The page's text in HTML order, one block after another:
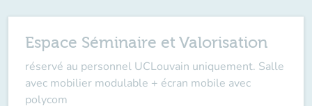
Espace Séminaire et Valorisation
réservé au personnel UCLouvain uniquement. Salle
avec mobilier modulable + écran mobile avec
polycom